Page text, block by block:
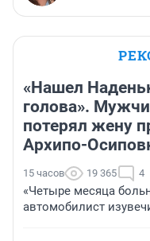
«Нашел
голова».
потерял жену
Архипо-
15 часов 19 365 4
«Четыре месяца
автомобилист